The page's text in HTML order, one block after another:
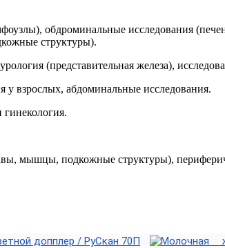
обдроминальные исследования
структуры).
(представительная железа),
у взрослых, абдоминальные исследования.
мышцы, подкожные структуры),